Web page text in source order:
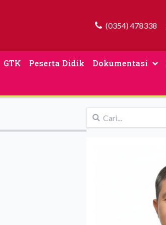
(0354) 478338
GTK Peserta Didik Dokumentasi